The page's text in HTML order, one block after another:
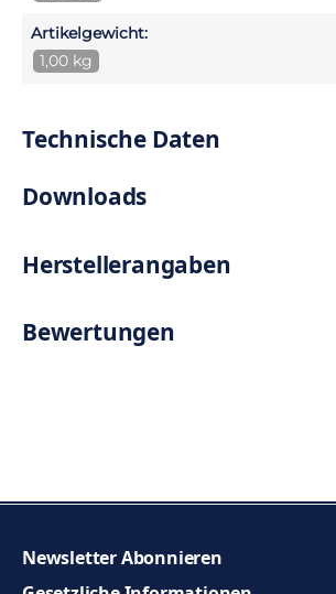
Artikelgewicht:
1,00 kg
Technische Daten
Downloads
Herstellerangaben
Bewertungen
Newsletter Abonnieren